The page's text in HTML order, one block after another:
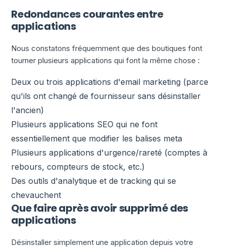
Redondances courantes entre
applications
Nous constatons fréquemment que des boutiques font
tourner plusieurs applications qui font la même chose :
Deux ou trois applications d'email marketing (parce
qu'ils ont changé de fournisseur sans désinstaller
l'ancien)
Plusieurs applications SEO qui ne font
essentiellement que modifier les balises meta
Plusieurs applications d'urgence/rareté (comptes à
rebours, compteurs de stock, etc.)
Des outils d'analytique et de tracking qui se
chevauchent
Que faire après avoir supprimé des
applications
Désinstaller simplement une application depuis votre